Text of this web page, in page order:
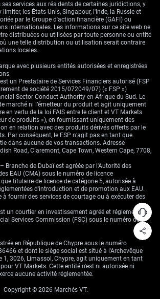
services aux résidents de certaines juridictions, y
les États-Unis, Singapour, l'Inde, la Russie et
par le Groupe d'action financière (GAFI) ou
internationales. Les informations sur ce site web ne
distribuées ou utilisées par toute personne ou entité
une telle distribution ou utilisation serait contraire
locales.
avec plusieurs entités autorisées et enregistrées
un Prestataire de Services Financiers autorisé (FSP
de société 2015/072049/07) (« FSP »)
Sector Conduct Authority en Afrique du Sud. Le
marché ni l’émetteur du produit et agit uniquement
en vertu de la loi FAIS entre le client et VT Markets
de produits »), en fournissant uniquement des
en relation avec des produits dérivés offerts par le
Par conséquent, le FSP n’agit pas en tant que
dans aucune de vos transactions. Adresse
Road, Claremont, Cape Town, Western Cape, 7708,
Branche de Dubaï est agréée par l'Autorité des
EAU (CMA) sous le numéro de licence
titulaire de licence de catégorie 5, autorisée à
d'introduction et de promotion aux EAU.
à fournir des services de courtage ou à exécuter des
un courtier en investissement agréé et réglementé
Services Commission (FSC) sous le numéro de
en République de Chypre sous le numéro
et dont le siège social est situé à l'Archevêque
1, 3026, Limassol, Chypre, agit uniquement en tant
VT Markets. Cette entité n'est ni autorisée ni
aucune activité réglementée.
Copyright © 2026 Marchés VT.